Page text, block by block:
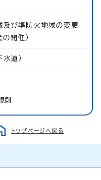
及び準防火地域の変更
開催）
道）
則
トップページへ戻る